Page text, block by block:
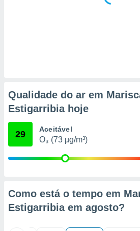
medir
da
medir o
dos
de
fontes,
dados
Qualidade do ar em
Estigarribia hoje
29 Aceitável
O₃ (73 µg/m³)
Como está o tempo em
Estigarribia em agosto?